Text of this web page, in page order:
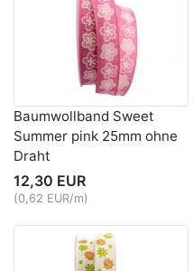
Baumwollband Sweet
Summer pink 25mm ohne
Draht
12,30 EUR
(0,62 EUR/m)